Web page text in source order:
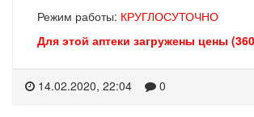
Режим работы: КРУГЛОСУТОЧНО
Для этой аптеки загружены цены
14.02.2020, 22:04 0